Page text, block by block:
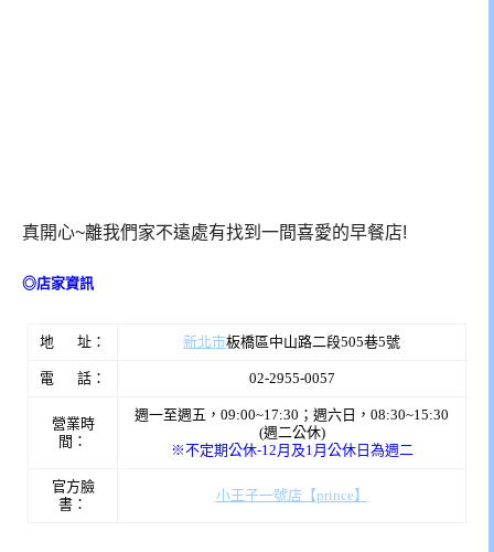
真開心~離我們家不遠處有找到一間喜愛的早餐店!
◎店家資訊
地 址： 新北市板橋區中山路二段505巷5號
電 話： 02-2955-0057
營業時
間：
週一至週五，09:00~17:30；週六日，08:30~15:30
(週二公休)
※不定期公休-12月及1月公休日為週二
官方臉
書：
小王子一號店【prince】